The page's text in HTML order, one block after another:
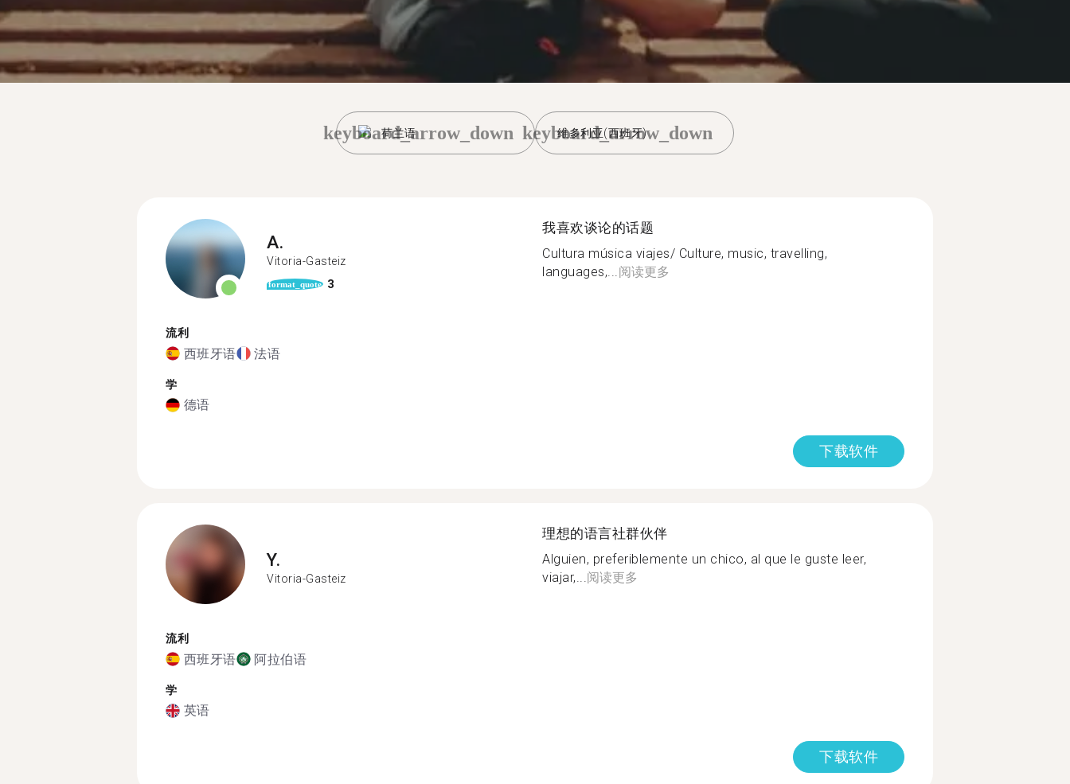
荷兰语
keyboard_arrow_down 维多利亚(西班牙)
keyboard_arrow_down
A.
Vitoria-Gasteiz
format_quote 3
流利
西班牙语 法语
学
德语
我喜欢谈论的话题
Cultura música viajes/ Culture, music, travelling,
languages,...阅读更多
下载软件
Y.
Vitoria-Gasteiz
流利
西班牙语 阿拉伯语
学
英语
理想的语言社群伙伴
Alguien, preferiblemente un chico, al que le guste leer,
viajar,...阅读更多
下载软件